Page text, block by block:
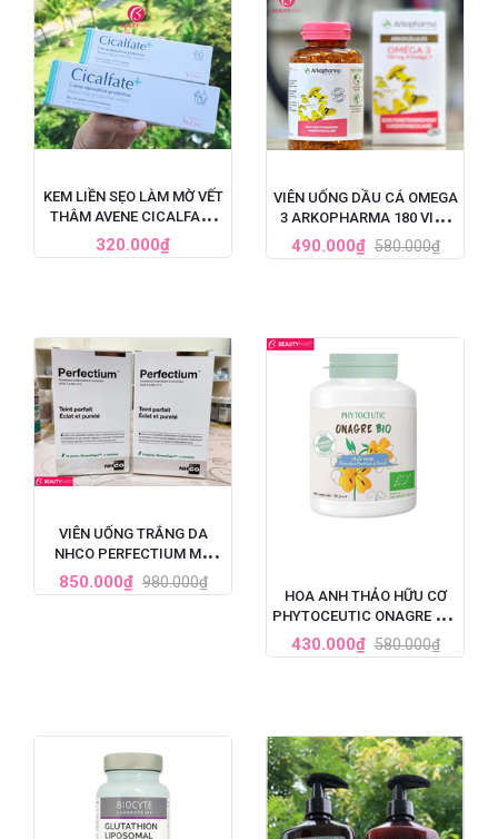
KEM LIỀN SẸO LÀM MỜ VẾT
THÂM AVENE CICALFATE
CỦA PHÁP
320.000₫
VIÊN UỐNG DẦU CÁ OMEGA
3 ARKOPHARMA 180 VIÊN
PHÁP
490.000₫ 580.000₫
VIÊN UỐNG TRẮNG DA
NHCO PERFECTIUM MỜ
THÂM, GIẢM TÀN NHANG
PHÁP HỘP 56 VIÊN
850.000₫ 980.000₫
HOA ANH THẢO HỮU CƠ
PHYTOCEUTIC ONAGRE BIO
90 VIÊN CỦA PHÁP
430.000₫ 580.000₫